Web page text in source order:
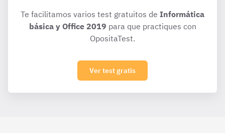
Te facilitamos varios test gratuitos de Informática
básica y Office 2019 para que practiques con
OpositaTest.
Ver test gratis